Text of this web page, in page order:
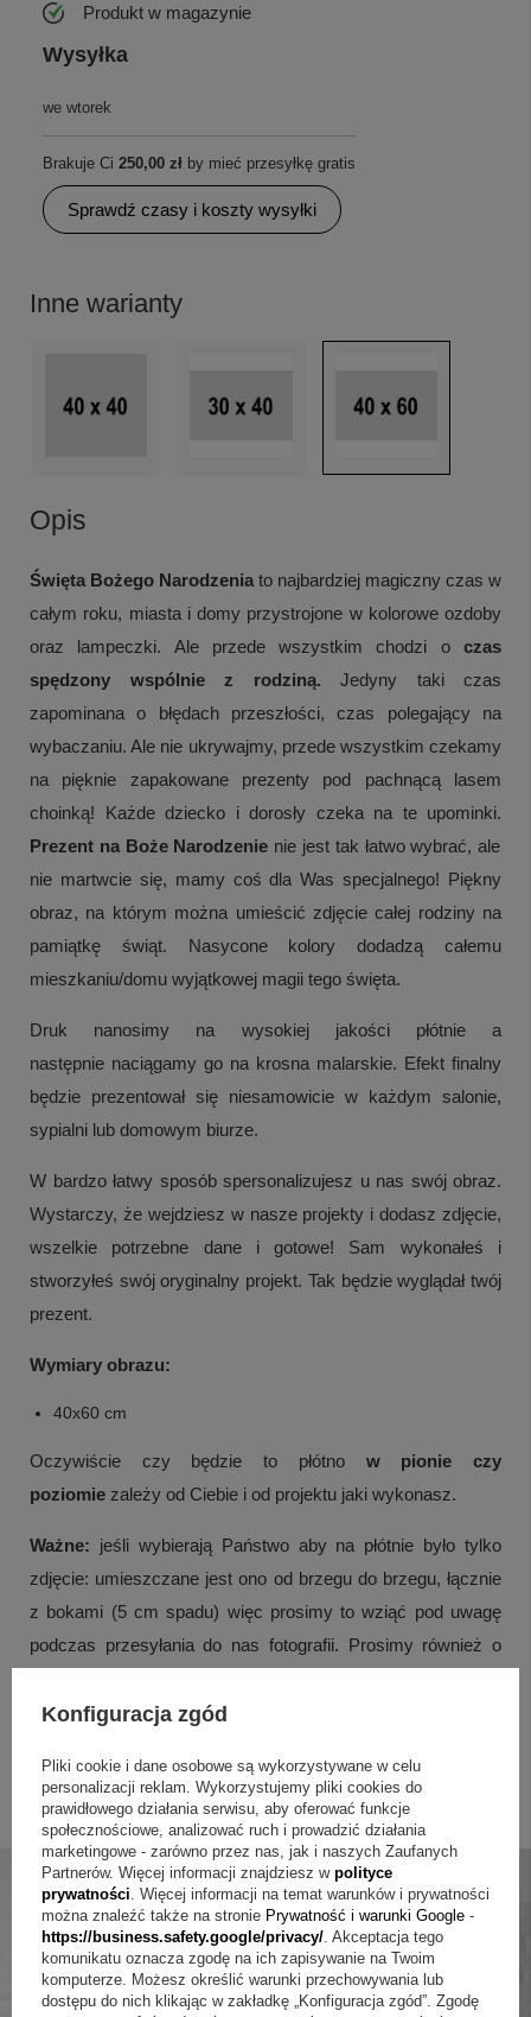
Produkt w magazynie
Wysyłka
we wtorek
Brakuje Ci 250,00 zł by mieć przesyłkę gratis
Sprawdź czasy i koszty wysyłki
Inne warianty
Opis
Święta Bożego Narodzenia to najbardziej magiczny czas w
całym roku, miasta i domy przystrojone w kolorowe ozdoby
oraz lampeczki. Ale przede wszystkim chodzi o czas
spędzony wspólnie z rodziną. Jedyny taki czas
zapominana o błędach przeszłości, czas polegający na
wybaczaniu. Ale nie ukrywajmy, przede wszystkim czekamy
na pięknie zapakowane prezenty pod pachnącą lasem
choinką! Każde dziecko i dorosły czeka na te upominki.
Prezent na Boże Narodzenie nie jest tak łatwo wybrać, ale
nie martwcie się, mamy coś dla Was specjalnego! Piękny
obraz, na którym można umieścić zdjęcie całej rodziny na
pamiątkę świąt. Nasycone kolory dodadzą całemu
mieszkaniu/domu wyjątkowej magii tego święta.
Druk nanosimy na wysokiej jakości płótnie a
następnie naciągamy go na krosna malarskie. Efekt finalny
będzie prezentował się niesamowicie w każdym salonie,
sypialni lub domowym biurze.
W bardzo łatwy sposób spersonalizujesz u nas swój obraz.
Wystarczy, że wejdziesz w nasze projekty i dodasz zdjęcie,
wszelkie potrzebne dane i gotowe! Sam wykonałeś i
stworzyłeś swój oryginalny projekt. Tak będzie wyglądał twój
prezent.
Wymiary obrazu:
40x60 cm
Oczywiście czy będzie to płótno
w pionie czy
poziomie zależy od Ciebie i od projektu jaki wykonasz.
Ważne: jeśli wybierają Państwo aby na płótnie było tylko
zdjęcie: umieszczane jest ono od brzegu do brzegu, łącznie
z bokami (5 cm spadu) więc prosimy to wziąć pod uwagę
podczas przesyłania do nas fotografii. Prosimy również o
Posiadamy również obrazy w innych rozmiarach oraz na
inne okazje, zapraszamy do całej naszej oferty.
BRAK MOŻLIWOŚCI USŁUGI PAKOWANIA NA PREZENT
Konfiguracja zgód
Pliki cookie i dane osobowe są wykorzystywane w celu
personalizacji reklam. Wykorzystujemy pliki cookies do
prawidłowego działania serwisu, aby oferować funkcje
społecznościowe, analizować ruch i prowadzić działania
marketingowe - zarówno przez nas, jak i naszych Zaufanych
Partnerów. Więcej informacji znajdziesz w polityce
prywatności . Więcej informacji na temat warunków i prywatności
można znaleźć także na stronie Prywatność i warunki Google -
https://business.safety.google/privacy/ . Akceptacja tego
komunikatu oznacza zgodę na ich zapisywanie na Twoim
komputerze. Możesz określić warunki przechowywania lub
dostępu do nich klikając w zakładkę „Konfiguracja zgód”. Zgodę